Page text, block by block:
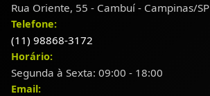
Rua Oriente, 55 - Cambuí - Campinas/SP
Telefone:
(11) 98868-3172
Horário:
Segunda à Sexta: 09:00 - 18:00
Email: